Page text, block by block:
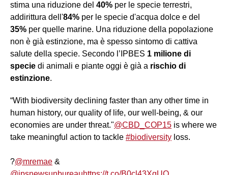
stima una riduzione del 40% per le specie terrestri,
addirittura dell'84% per le specie d'acqua dolce e del
35% per quelle marine. Una riduzione della popolazione
non è già estinzione, ma è spesso sintomo di cattiva
salute della specie. Secondo l’IPBES 1 milione di
specie di animali e piante oggi è già a rischio di
estinzione.
“With biodiversity declining faster than any other time in
human history, our quality of life, our well-being, & our
economies are under threat."@CBD_COP15 is where we
take meaningful action to tackle #biodiversity loss.
?️@mremae &